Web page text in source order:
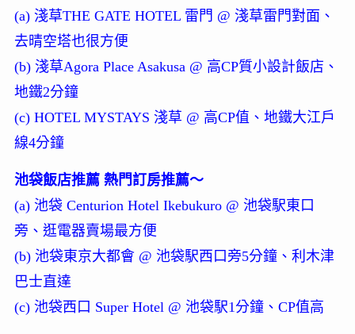
(a) 淺草THE GATE HOTEL 雷門 @ 淺草雷門對面、
去晴空塔也很方便
(b) 淺草Agora Place Asakusa @ 高CP質小設計飯店、
地鐵2分鐘
(c) HOTEL MYSTAYS 淺草 @ 高CP值、地鐵大江戶
線4分鐘
池袋飯店推薦 熱門訂房推薦～
(a) 池袋 Centurion Hotel Ikebukuro @ 池袋駅東口
旁、逛電器賣場最方便
(b) 池袋東京大都會 @ 池袋駅西口旁5分鐘、利木津
巴士直達
(c) 池袋西口 Super Hotel @ 池袋駅1分鐘、CP值高